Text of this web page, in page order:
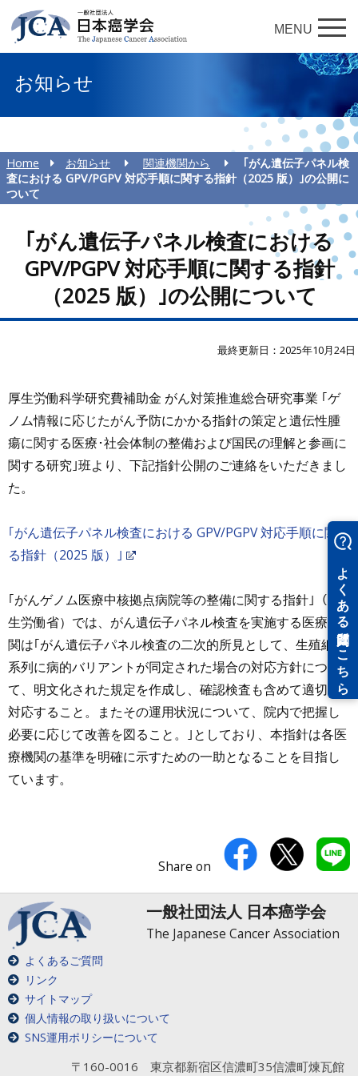
MENU
お知らせ
Home お知らせ 関連機関から
｢がん遺伝子パネル検
査における GPV/PGPV 対応手順に関する指針（2025 版）｣の公開に
ついて
｢がん遺伝子パネル検査における
GPV/PGPV 対応手順に関する指針
（2025 版）｣の公開について
最終更新日：2025年10月24日
厚生労働科学研究費補助金 がん対策推進総合研究事業 ｢ゲ
ノム情報に応じたがん予防にかかる指針の策定と遺伝性腫
瘍に関する医療･社会体制の整備および国民の理解と参画に
関する研究｣班より、下記指針公開のご連絡をいただきまし
た。
｢がん遺伝子パネル検査における GPV/PGPV 対応手順に関す
る指針（2025 版）｣
｢がんゲノム医療中核拠点病院等の整備に関する指針｣（厚
生労働省）では、がん遺伝子パネル検査を実施する医療機
関は｢がん遺伝子パネル検査の二次的所見として、生殖細胞
系列に病的バリアントが同定された場合の対応方針につい
て、明文化された規定を作成し、確認検査も含めて適切に
対応すること。またその運用状況について、院内で把握し
必要に応じて改善を図ること。｣としており、本指針は各医
療機関の基準を明確に示すための一助となることを目指し
ています。
Share on
一般社団法人 日本癌学会
The Japanese Cancer Association
よくあるご質問
リンク
サイトマップ
個人情報の取り扱いについて
SNS運用ポリシーについて
〒160-0016 東京都新宿区信濃町35信濃町煉瓦館